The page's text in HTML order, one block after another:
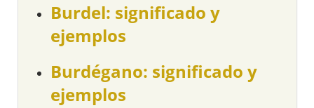
Burdel: significado y
ejemplos
Burdégano: significado y
ejemplos